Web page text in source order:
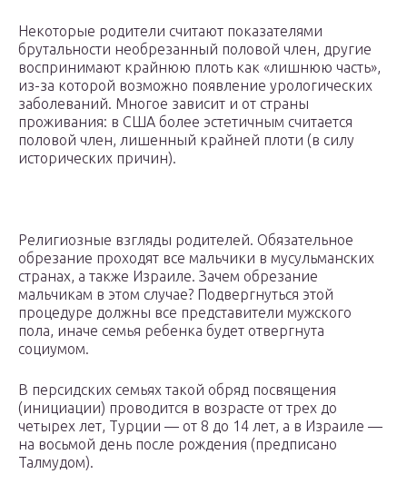
Некоторые родители считают показателями
брутальности необрезанный половой член, другие
воспринимают крайнюю плоть как «лишнюю часть»,
из-за которой возможно появление урологических
заболеваний. Многое зависит и от страны
проживания: в США более эстетичным считается
половой член, лишенный крайней плоти (в силу
исторических причин).
Религиозные взгляды родителей. Обязательное
обрезание проходят все мальчики в мусульманских
странах, а также Израиле. Зачем обрезание
мальчикам в этом случае? Подвергнуться этой
процедуре должны все представители мужского
пола, иначе семья ребенка будет отвергнута
социумом.
В персидских семьях такой обряд посвящения
(инициации) проводится в возрасте от трех до
четырех лет, Турции — от 8 до 14 лет, а в Израиле —
на восьмой день после рождения (предписано
Талмудом).